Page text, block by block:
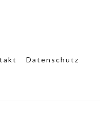
Datenschutz